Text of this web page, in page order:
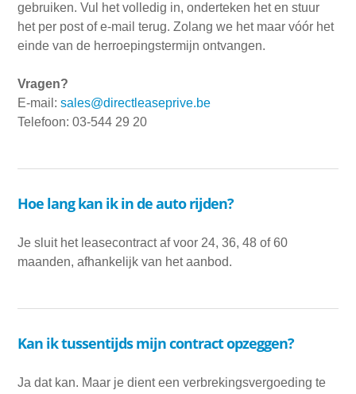
gebruiken. Vul het volledig in, onderteken het en stuur
het per post of e-mail terug. Zolang we het maar vóór het
einde van de herroepingstermijn ontvangen.
Vragen?
E-mail:sales@directleaseprive.be
Telefoon: 03-544 29 20
Hoe lang kan ik in de auto rijden?
Je sluit het leasecontract af voor 24, 36, 48 of 60
maanden, afhankelijk van het aanbod.
Kan ik tussentijds mijn contract opzeggen?
Ja dat kan. Maar je dient een verbrekingsvergoeding te